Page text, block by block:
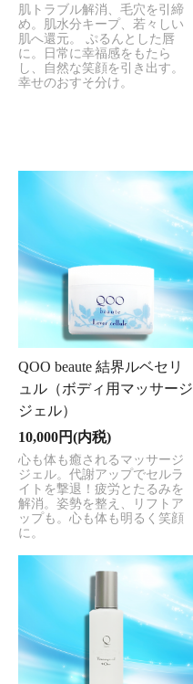
肌トラブル解消、毛穴を引締
め。肌水分キープ、若々しい
肌へ還元。 ぷるんとした唇
に。日常に幸福感をもたら
し、自然な笑顔を引き出す。
幸せのおすそ分け。
QOO beaute 結界ルベセリ
ュル（ボディ用マッサージ
ジェル）
10,000円(内税)
心も体も癒されるマッサージ
ジェル。代謝アップでセルラ
イトを撃退！疲労とたるみを
解消。姿勢を整え、リフトア
ップも。心も体も明るく笑顔
に。